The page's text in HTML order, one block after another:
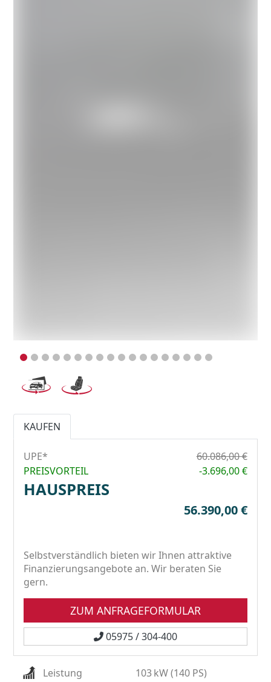
KAUFEN
UPE*
60.086,00 €
PREISVORTEIL
-3.696,00 €
HAUSPREIS
56.390,00 €
Selbstverständlich bieten wir Ihnen attraktive
Finanzierungsangebote an. Wir beraten Sie
gern.
ZUM ANFRAGEFORMULAR
05975 / 304-400
Leistung 103kW (140 PS)